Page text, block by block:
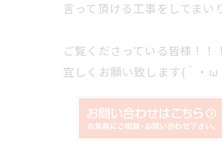
言って頂ける工事をしてまい
ご覧くださっている皆様！！！
宜しくお願い致します(｀・ω